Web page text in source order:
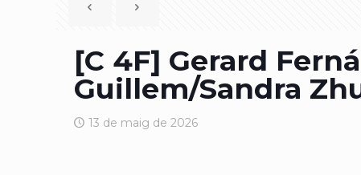
[C 4F] Gerard
Guillem/Sandra
13 de maig de 2026